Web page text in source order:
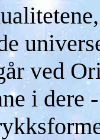
ved
i dere